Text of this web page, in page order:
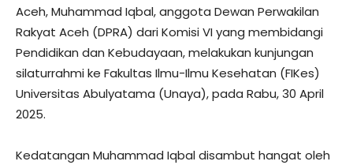
Aceh, Muhammad Iqbal, anggota Dewan Perwakilan
Rakyat Aceh (DPRA) dari Komisi VI yang membidangi
Pendidikan dan Kebudayaan, melakukan kunjungan
silaturrahmi ke Fakultas Ilmu-Ilmu Kesehatan (FIKes)
Universitas Abulyatama (Unaya), pada Rabu, 30 April
2025.
Kedatangan Muhammad Iqbal disambut hangat oleh